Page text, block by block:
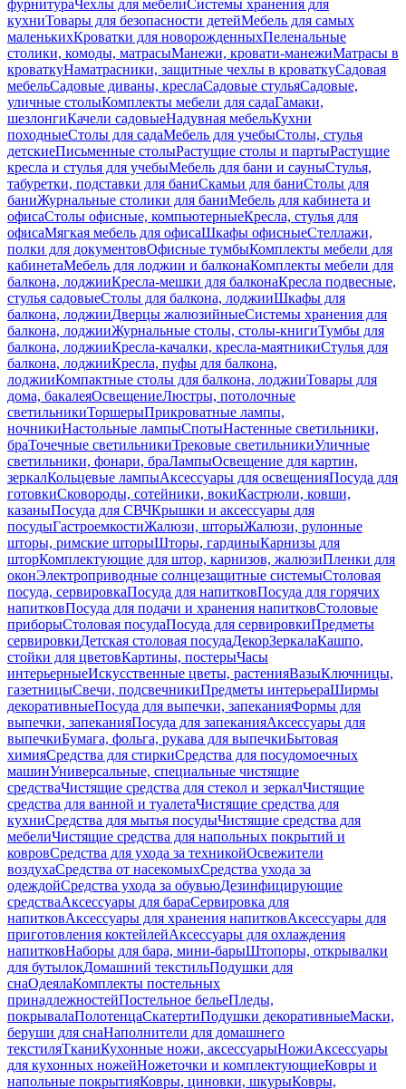
фурнитураЧехлы для мебелиСистемы хранения для
кухниТовары для безопасности детейМебель для самых
маленькихКроватки для новорожденныхПеленальные
столики, комоды, матрасыМанежи, кровати-манежиМатрасы в
кроваткуНаматрасники, защитные чехлы в кроваткуСадовая
мебельСадовые диваны, креслаСадовые стульяСадовые,
уличные столыКомплекты мебели для садаГамаки,
шезлонгиКачели садовыеНадувная мебельКухни
походныеСтолы для садаМебель для учебыСтолы, стулья
детскиеПисьменные столыРастущие столы и партыРастущие
кресла и стулья для учебыМебель для бани и сауныСтулья,
табуретки, подставки для баниСкамьи для баниСтолы для
баниЖурнальные столики для баниМебель для кабинета и
офисаСтолы офисные, компьютерныеКресла, стулья для
офисаМягкая мебель для офисаШкафы офисныеСтеллажи,
полки для документовОфисные тумбыКомплекты мебели для
кабинетаМебель для лоджии и балконаКомплекты мебели для
балкона, лоджииКресла-мешки для балконаКресла подвесные,
стулья садовыеСтолы для балкона, лоджииШкафы для
балкона, лоджииДверцы жалюзийныеСистемы хранения для
балкона, лоджииЖурнальные столы, столы-книгиТумбы для
балкона, лоджииКресла-качалки, кресла-маятникиСтулья для
балкона, лоджииКресла, пуфы для балкона,
лоджииКомпактные столы для балкона, лоджииТовары для
дома, бакалеяОсвещениеЛюстры, потолочные
светильникиТоршерыПрикроватные лампы,
ночникиНастольные лампыСпотыНастенные светильники,
браТочечные светильникиТрековые светильникиУличные
светильники, фонари, браЛампыОсвещение для картин,
зеркалКольцевые лампыАксессуары для освещенияПосуда для
готовкиСковороды, сотейники, вокиКастрюли, ковши,
казаныПосуда для СВЧКрышки и аксессуары для
посудыГастроемкостиЖалюзи, шторыЖалюзи, рулонные
шторы, римские шторыШторы, гардиныКарнизы для
шторКомплектующие для штор, карнизов, жалюзиПленки для
оконЭлектроприводные солнцезащитные системыСтоловая
посуда, сервировкаПосуда для напитковПосуда для горячих
напитковПосуда для подачи и хранения напитковСтоловые
приборыСтоловая посудаПосуда для сервировкиПредметы
сервировкиДетская столовая посудаДекорЗеркалаКашпо,
стойки для цветовКартины, постерыЧасы
интерьерныеИскусственные цветы, растенияВазыКлючницы,
газетницыСвечи, подсвечникиПредметы интерьераШирмы
декоративныеПосуда для выпечки, запеканияФормы для
выпечки, запеканияПосуда для запеканияАксессуары для
выпечкиБумага, фольга, рукава для выпечкиБытовая
химияСредства для стиркиСредства для посудомоечных
машинУниверсальные, специальные чистящие
средстваЧистящие средства для стекол и зеркалЧистящие
средства для ванной и туалетаЧистящие средства для
кухниСредства для мытья посудыЧистящие средства для
мебелиЧистящие средства для напольных покрытий и
ковровСредства для ухода за техникойОсвежители
воздухаСредства от насекомыхСредства ухода за
одеждойСредства ухода за обувьюДезинфицирующие
средстваАксессуары для бараСервировка для
напитковАксессуары для хранения напитковАксессуары для
приготовления коктейлейАксессуары для охлаждения
напитковНаборы для бара, мини-барыШтопоры, открывалки
для бутылокДомашний текстильПодушки для
снаОдеялаКомплекты постельных
принадлежностейПостельное бельеПледы,
покрывалаПолотенцаСкатертиПодушки декоративныеМаски,
беруши для снаНаполнители для домашнего
текстиляТканиКухонные ножи, аксессуарыНожиАксессуары
для кухонных ножейНожеточки и комплектующиеКовры и
напольные покрытияКовры, циновки, шкурыКовры,